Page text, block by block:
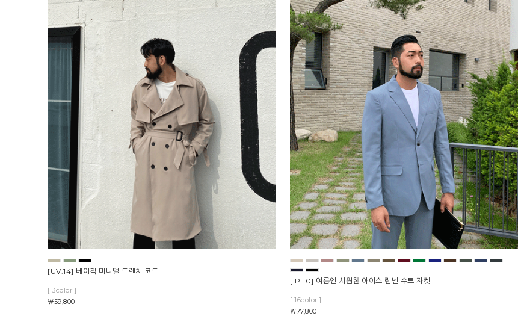
[UV.14] 베이직 미니멀 트렌치 코트
[ 3color ]
￦59,800
[IP.10] 여름엔 시원한 아이스 린넨 수트 자켓
[ 16color ]
￦77,800